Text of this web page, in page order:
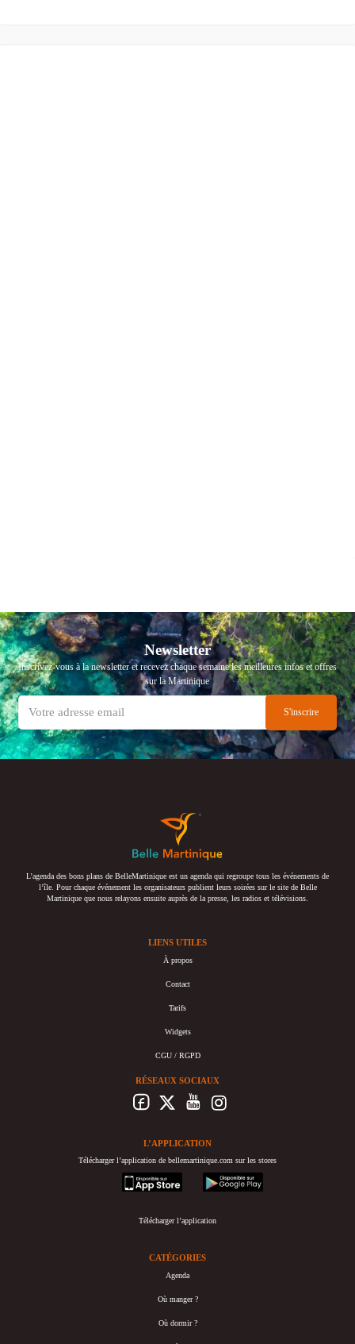
Newsletter
Inscrivez-vous à la newsletter et recevez chaque semaine les meilleures infos et offres
sur la Martinique
L’agenda des bons plans de BelleMartinique est un agenda qui regroupe tous les événements de
l’île. Pour chaque événement les organisateurs publient leurs soirées sur le site de Belle
Martinique que nous relayons ensuite auprès de la presse, les radios et télévisions.
LIENS UTILES
À propos
Contact
Tarifs
Widgets
CGU / RGPD
RÉSEAUX SOCIAUX
L’APPLICATION
Télécharger l’application de bellemartinique.com sur les stores
appstore
googleplay
Télécharger l’application
CATÉGORIES
Agenda
Où manger ?
Où dormir ?